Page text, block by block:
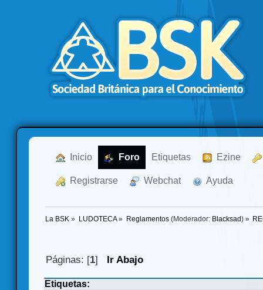
Inicio Foro Etiquetas Ezine
Registrarse Webchat Ayuda
La BSK » LUDOTECA» Reglamentos(Moderador: Blacksad ) »
Páginas: [1] Ir Abajo
Etiquetas: